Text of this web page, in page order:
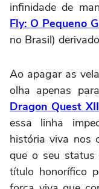
infinidade de
Fly: O Pequeno
no Brasil)
Ao apagar as
olha apenas
Dragon Quest
essa linha
história viva nos
que o seu
título honorífico